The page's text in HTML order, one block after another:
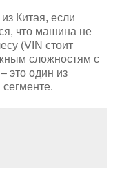
Китая, если
что машина не
(VIN стоит
сложностям с
это один из